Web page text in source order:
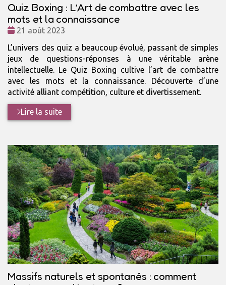
Quiz Boxing : L’Art de combattre avec les
mots et la connaissance
Date
21 août 2023
L’univers des quiz a beaucoup évolué, passant de simples
jeux de questions-réponses à une véritable arène
intellectuelle. Le Quiz Boxing cultive l’art de combattre
avec les mots et la connaissance. Découverte d’une
activité alliant compétition, culture et divertissement.
Lire la suite
Massifs naturels et spontanés : comment